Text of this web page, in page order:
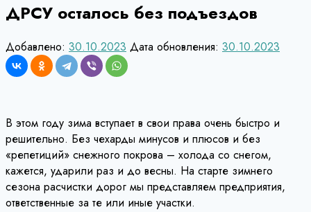
ДРСУ осталось без подъездов
Добавлено: 30.10.2023 Дата обновления: 30.10.2023
В этом году зима вступает в свои права очень быстро и
решительно. Без чехарды минусов и плюсов и без
«репетиций» снежного покрова – холода со снегом,
кажется, ударили раз и до весны. На старте зимнего
сезона расчистки дорог мы представляем предприятия,
ответственные за те или иные участки.